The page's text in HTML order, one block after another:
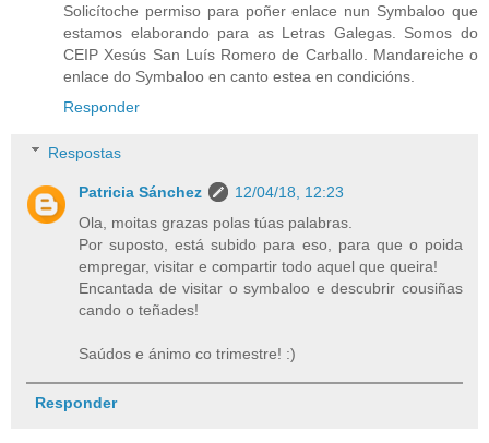
Solicítoche permiso para poñer enlace nun Symbaloo que
estamos elaborando para as Letras Galegas. Somos do
CEIP Xesús San Luís Romero de Carballo. Mandareiche o
enlace do Symbaloo en canto estea en condicións.
Responder
Respostas
Patricia Sánchez
12/04/18, 12:23
Ola, moitas grazas polas túas palabras.
Por suposto, está subido para eso, para que o poida
empregar, visitar e compartir todo aquel que queira!
Encantada de visitar o symbaloo e descubrir cousiñas
cando o teñades!
Saúdos e ánimo co trimestre! :)
Responder